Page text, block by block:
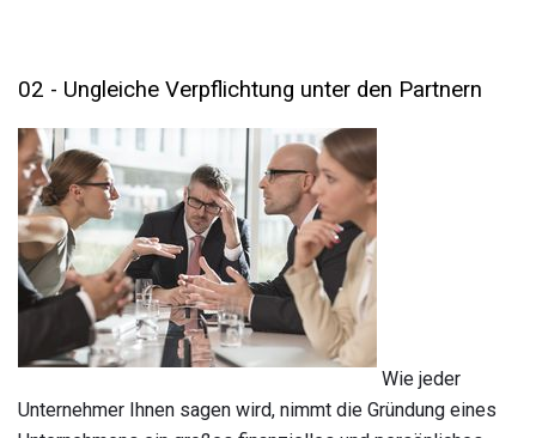
02 - Ungleiche Verpflichtung unter den Partnern
Wie jeder
Unternehmer Ihnen sagen wird, nimmt die Gründung eines